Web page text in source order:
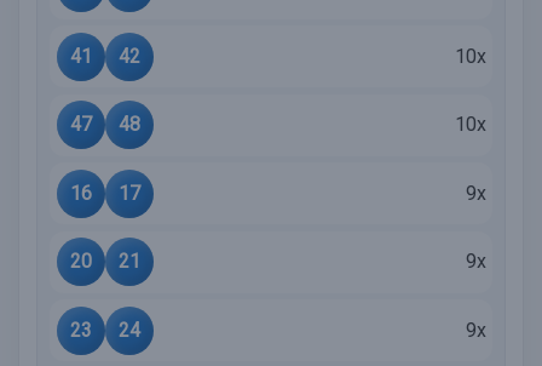
41 42 10x
47 48 10x
16 17 9x
20 21 9x
23 24 9x